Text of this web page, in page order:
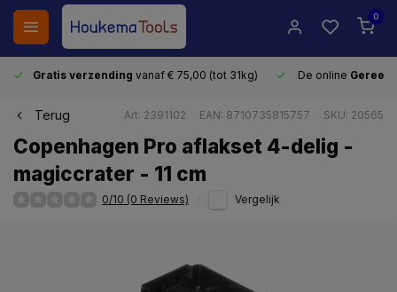
0
Gratis verzending vanaf € 75,00 (tot 31kg) De online
Terug Art: 2391102 EAN: 8710735815757 SKU: 20565
Copenhagen Pro aflakset 4-delig -
magiccrater - 11 cm
0/10 (0 Reviews) Vergelijk